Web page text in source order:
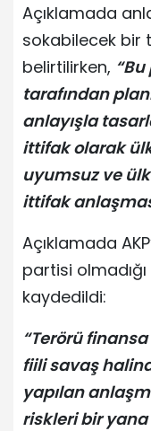
Açıklamada
sokabilecek bir
belirtilirken,
tarafından
anlayışla
ittifak olarak
uyumsuz ve
ittifak
Açıklamada
partisi
kaydedildi:
“Terörü
fiili savaş
yapılan
riskleri bir yana